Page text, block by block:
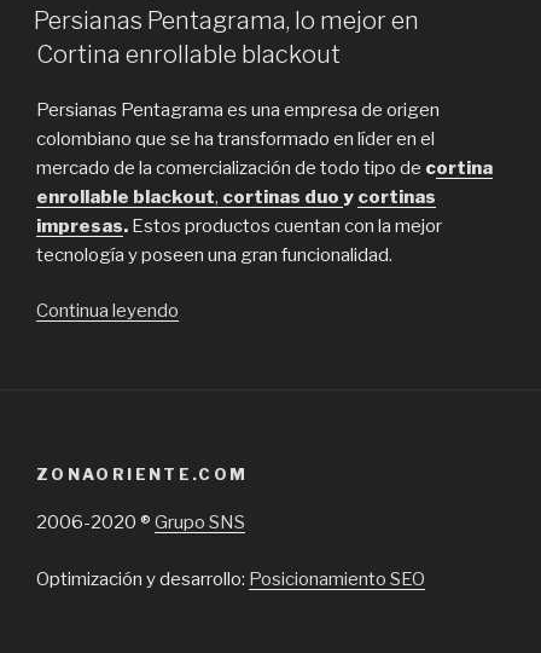
ON
Persianas Pentagrama, lo mejor en
Cortina enrollable blackout
Persianas Pentagrama es una empresa de origen
colombiano que se ha transformado en líder en el
mercado de la comercialización de todo tipo de cortina
enrollable blackout, cortinas duo y cortinas
impresas. Estos productos cuentan con la mejor
tecnología y poseen una gran funcionalidad.
Continua leyendo
enrollable
blackout”
ZONAORIENTE.COM
2006-2020 ® Grupo SNS
Optimización y desarrollo: Posicionamiento SEO